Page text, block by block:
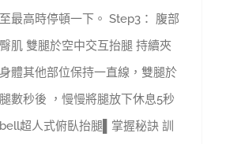
最高時停頓一下。 Step3： 腹部
肌 雙腿於空中交互抬腿 持續夾
體其他部位保持一直線，雙腿於
數秒後 ，慢慢將腿放下休息5秒
超人式俯臥抬腿▌掌握秘訣 訓